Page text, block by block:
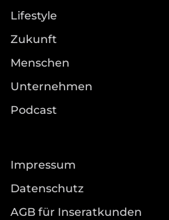
Lifestyle
Zukunft
Menschen
Unternehmen
Podcast
Impressum
Datenschutz
AGB für Inseratkunden